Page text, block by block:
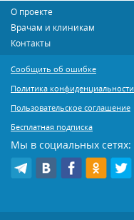
О проекте
Врачам и клиникам
Контакты
Сообщить об ошибке
Политика конфиденциальности
Пользовательское соглашение
Бесплатная подписка
Мы в социальных сетях: